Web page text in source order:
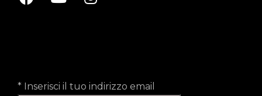
* Inserisci il tuo indirizzo email